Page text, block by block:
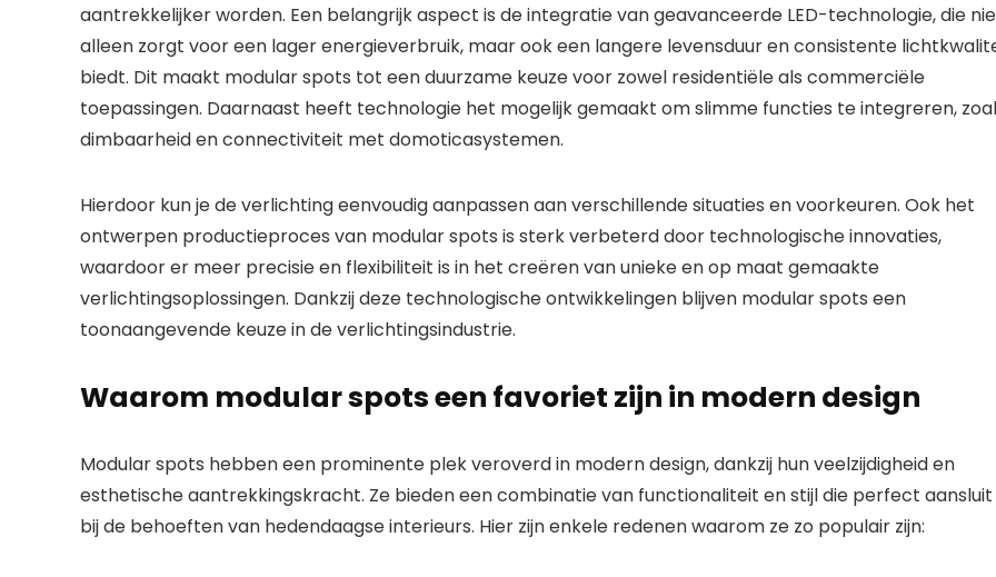
aantrekkelijker worden. Een belangrijk aspect is de integratie van geavanceerde LED-technologie, die
alleen zorgt voor een lager energieverbruik, maar ook een langere levensduur en consistente
biedt. Dit maakt modular spots tot een duurzame keuze voor zowel residentiële als commerciële
toepassingen. Daarnaast heeft technologie het mogelijk gemaakt om slimme functies te integreren,
dimbaarheid en connectiviteit met domoticasystemen.
Hierdoor kun je de verlichting eenvoudig aanpassen aan verschillende situaties en voorkeuren. Ook het
ontwerpen productieproces van modular spots is sterk verbeterd door technologische innovaties,
waardoor er meer precisie en flexibiliteit is in het creëren van unieke en op maat gemaakte
verlichtingsoplossingen. Dankzij deze technologische ontwikkelingen blijven modular spots een
toonaangevende keuze in de verlichtingsindustrie.
Waarom modular spots een favoriet zijn in modern design
Modular spots hebben een prominente plek veroverd in modern design, dankzij hun veelzijdigheid en
esthetische aantrekkingskracht. Ze bieden een combinatie van functionaliteit en stijl die perfect aansluit
bij de behoeften van hedendaagse interieurs. Hier zijn enkele redenen waarom ze zo populair zijn: